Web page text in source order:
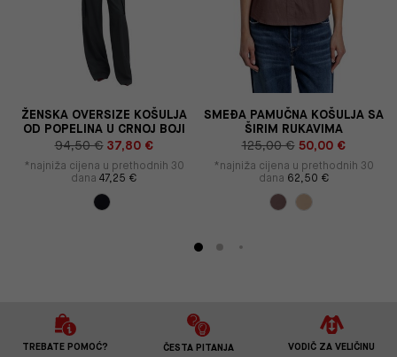
ŽENSKA OVERSIZE KOŠULJA
OD POPELINA U CRNOJ BOJI
94,50 € 37,80 €
*najniža cijena u prethodnih 30
dana 47,25 €
SMEĐA PAMUČNA KOŠULJA SA
ŠIRIM RUKAVIMA
125,00 € 50,00 €
*najniža cijena u prethodnih 30
dana 62,50 €
TREBATE POMOĆ? ČESTA PITANJA VODIČ ZA VELIČINU